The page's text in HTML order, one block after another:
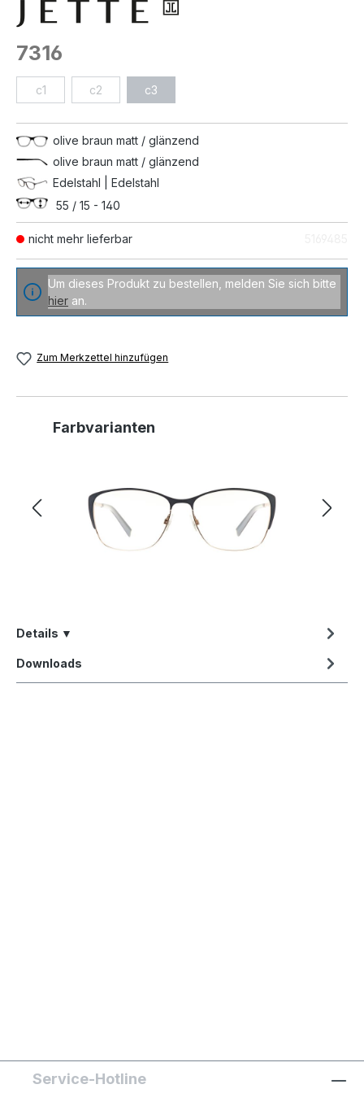
nicht mehr lieferbar
7316
c1 c2 c3
olive braun matt / glänzend
olive braun matt / glänzend
Edelstahl | Edelstahl
55 / 15 - 140
Um dieses Produkt zu bestellen, melden Sie sich bitte
hier an.
Zum Merkzettel hinzufügen
Produktgalerie überspringen
Farbvarianten
Details ▼
Downloads
Service-Hotline